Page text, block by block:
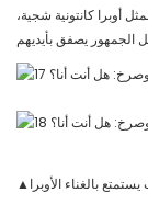
أوبرا كانتونية شجية،
بالغناء الأوبرا